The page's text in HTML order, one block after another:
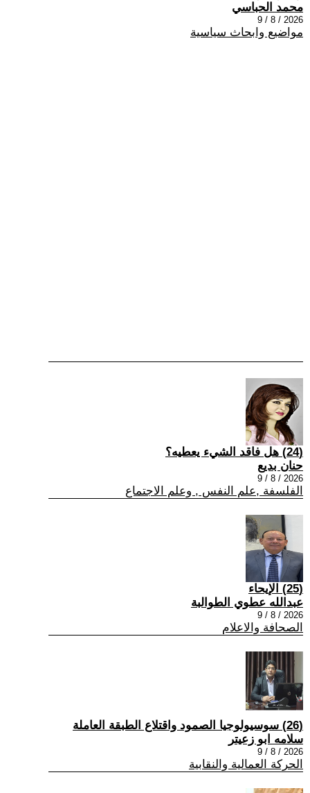
محمد الحباسي
2026 / 8 / 9
مواضيع وابحاث سياسية
(24) هل فاقد الشيء يعطيه؟
حنان بديع
2026 / 8 / 9
الفلسفة ,علم النفس , وعلم الاجتماع
(25) الإيحاء
عبدالله عطوي الطوالبة
2026 / 8 / 9
الصحافة والاعلام
(26) سوسيولوجيا الصمود واقتلاع الطبقة العاملة
سلامه ابو زعيتر
2026 / 8 / 9
الحركة العمالية والنقابية